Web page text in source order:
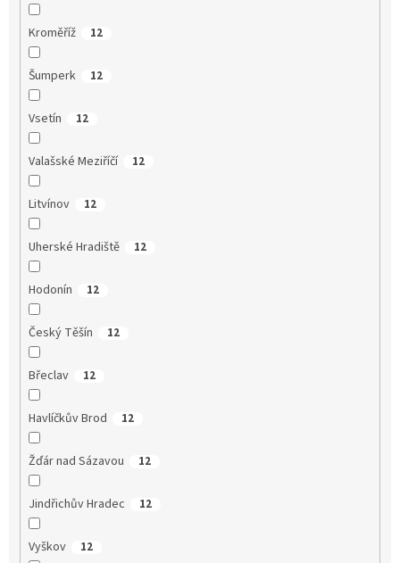
Kroměříž 12
Šumperk 12
Vsetín 12
Valašské Meziříčí 12
Litvínov 12
Uherské Hradiště 12
Hodonín 12
Český Těšín 12
Břeclav 12
Havlíčkův Brod 12
Žďár nad Sázavou 12
Jindřichův Hradec 12
Vyškov 12